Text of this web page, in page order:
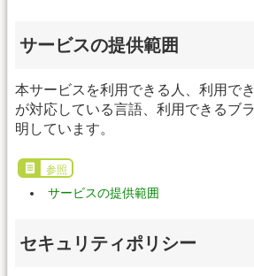
サービスの提供範囲
本サービスを利用できる人、利用で
が対応している言語、利用できるブ
明しています。
参照
サービスの提供範囲
セキュリティポリシー